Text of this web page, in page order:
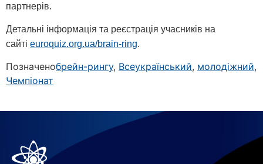
партнерів.
Детальні інформація та реєстрація учасників на
сайті euroquiz.org.ua/brain-ring.
Позначенобрейн-рингу, Всеукраїнський, молодіжний,
Чемпіонат